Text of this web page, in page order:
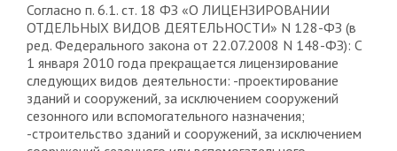
Согласно п. 6.1. ст. 18 ФЗ «О ЛИЦЕНЗИРОВАНИИ
ОТДЕЛЬНЫХ ВИДОВ ДЕЯТЕЛЬНОСТИ» N 128-ФЗ (в
ред. Федерального закона от 22.07.2008 N 148-ФЗ): С
1 января 2010 года прекращается лицензирование
следующих видов деятельности: -проектирование
зданий и сооружений, за исключением сооружений
сезонного или вспомогательного назначения;
-строительство зданий и сооружений, за исключением